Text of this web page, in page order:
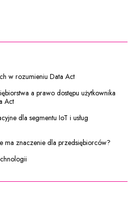
w rozumieniu Data Act
a prawo dostępu użytkownika
Act
dla segmentu IoT i usług
ma znaczenie dla przedsiębiorców?